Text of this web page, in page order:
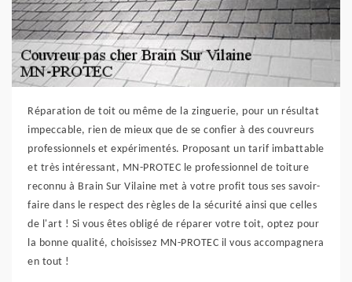
Réparation de toit ou même de la zinguerie, pour un résultat
impeccable, rien de mieux que de se confier à des couvreurs
professionnels et expérimentés. Proposant un tarif imbattable
et très intéressant, MN-PROTEC le professionnel de toiture
reconnu à Brain Sur Vilaine met à votre profit tous ses savoir-
faire dans le respect des règles de la sécurité ainsi que celles
de l'art ! Si vous êtes obligé de réparer votre toit, optez pour
la bonne qualité, choisissez MN-PROTEC il vous accompagnera
en tout !